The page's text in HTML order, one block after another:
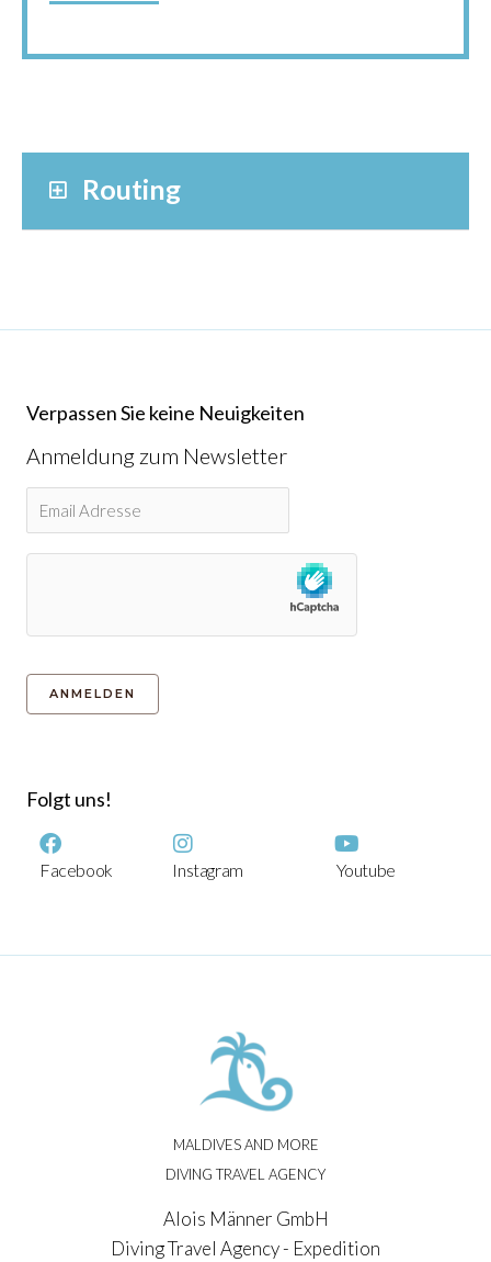
Routing
Verpassen Sie keine Neuigkeiten
Anmeldung zum Newsletter
Folgt uns!
Facebook Instagram Youtube
MALDIVES AND MORE
DIVING TRAVEL AGENCY
Alois Männer GmbH
Diving Travel Agency - Expedition